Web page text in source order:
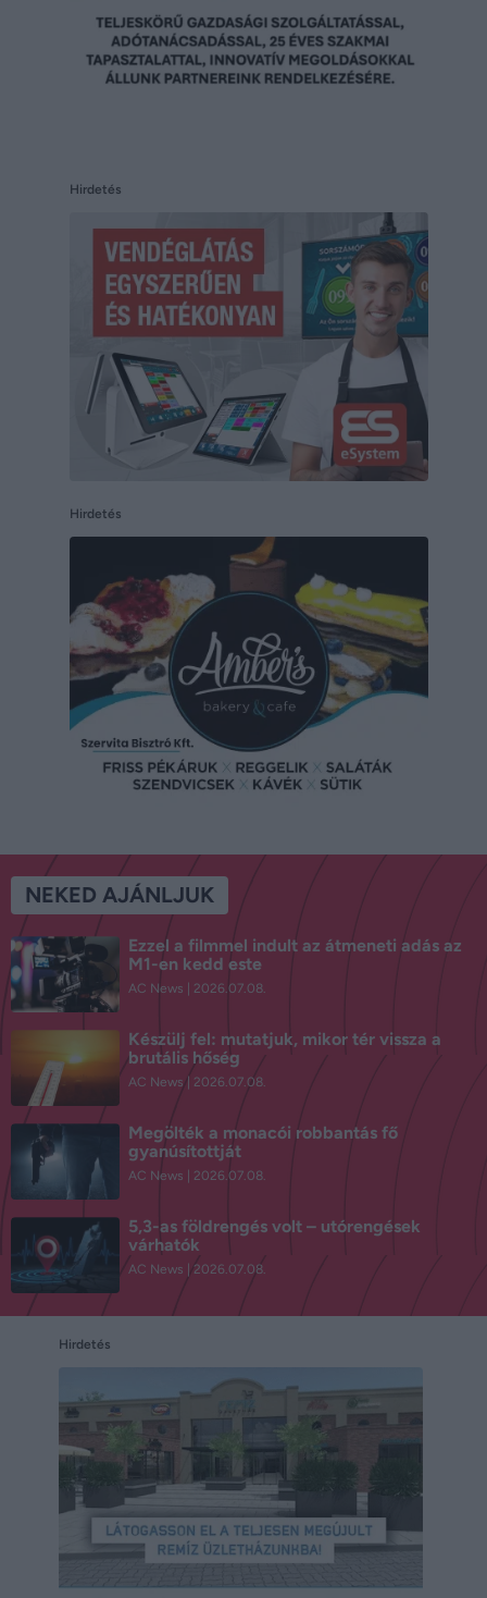
Hirdetés
Hirdetés
NEKED AJÁNLJUK
Ezzel a filmmel indult az átmeneti adás az
M1-en kedd este
AC News 2026.07.08.
Készülj fel: mutatjuk, mikor tér vissza a
brutális hőség
AC News 2026.07.08.
Megölték a monacói robbantás fő
gyanúsítottját
AC News 2026.07.08.
5,3-as földrengés volt – utórengések
várhatók
AC News 2026.07.08.
Hirdetés